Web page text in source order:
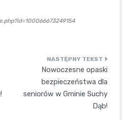
Nowoczesne opaski
bezpieczeństwa dla
seniorów w Gminie Suchy
Dąb!